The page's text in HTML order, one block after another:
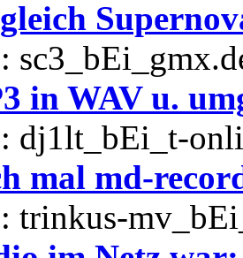
:
in WAV u.
: dj1lt_bEi_t-
mal md-
: trinkus-